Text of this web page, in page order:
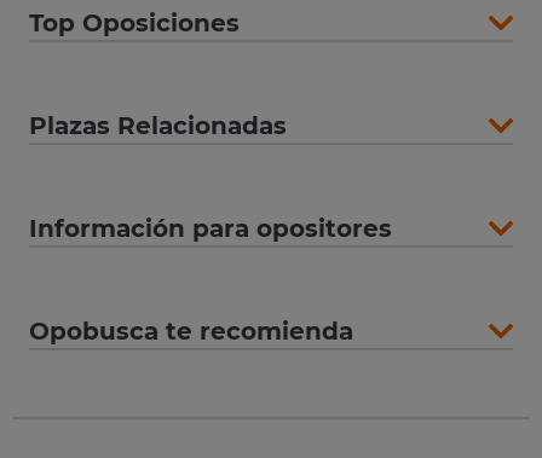
Top Oposiciones
Plazas Relacionadas
Información para opositores
Opobusca te recomienda